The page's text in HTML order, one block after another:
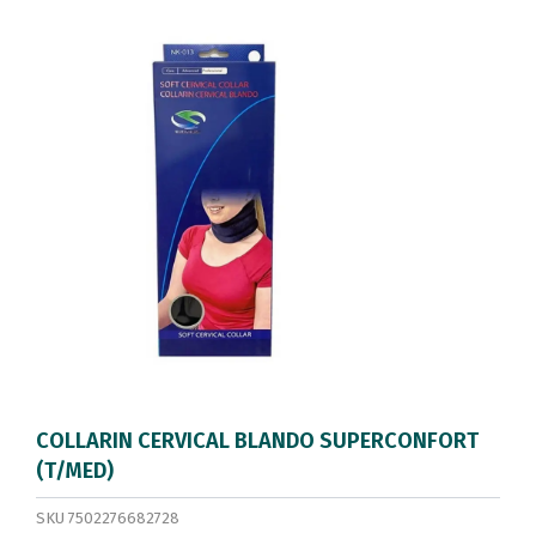
COLLARIN CERVICAL BLANDO SUPERCONFORT
(T/MED)
SKU 7502276682728